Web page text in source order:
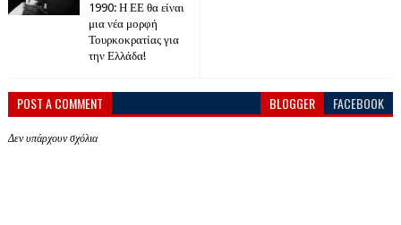
1990: Η ΕΕ θα είναι
μια νέα μορφή
Τουρκοκρατίας για
την Ελλάδα!
POST A COMMENT BLOGGER FACEBOOK
Δεν υπάρχουν σχόλια